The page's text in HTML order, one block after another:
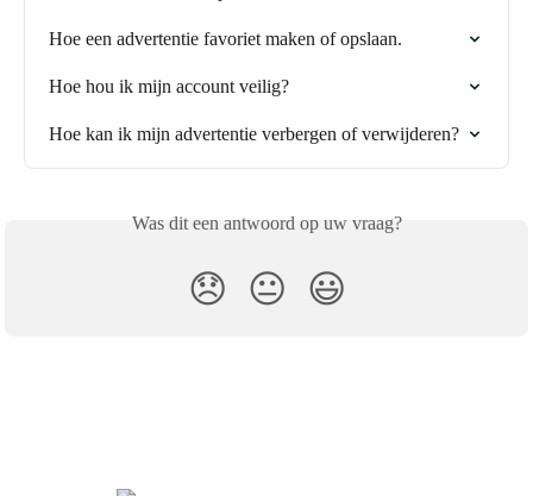
Hoe een advertentie favoriet maken of opslaan.
Hoe hou ik mijn account veilig?
Hoe kan ik mijn advertentie verbergen of verwijderen?
Was dit een antwoord op uw vraag?
😞 😐 😃